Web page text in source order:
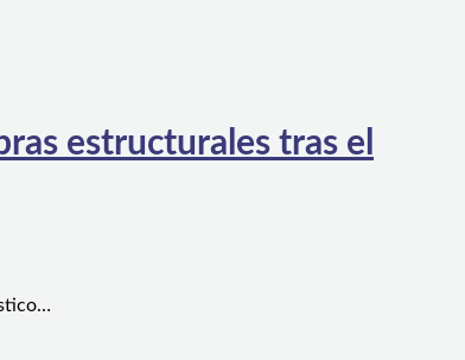
estructurales tras el